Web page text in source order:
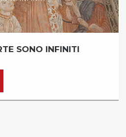
SONO INFINITI